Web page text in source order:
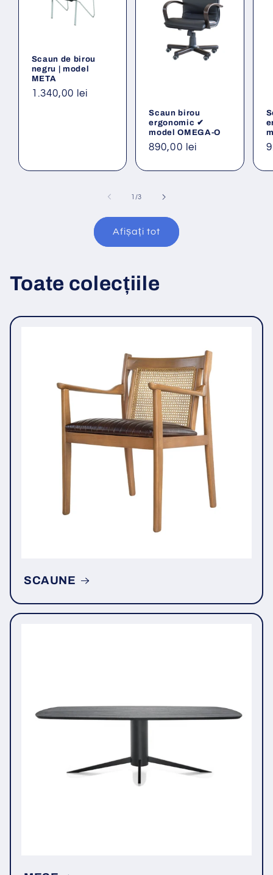
Scaun de birou
negru | model
META
Preț
1.340,00 lei
Scaun birou
ergonomic ✔
model OMEGA-O
Preț
890,00 lei
1 /din
3
Afișați tot
Toate colecțiile
SCAUNE